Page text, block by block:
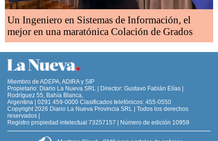
Un Ingeniero en Sistemas de Información, el
mejor en una maratónica Colación de Grados
Miembro de ADEPA, ADIRA y SIP
Propietario: Diario La Nueva SRL | Director: Gustavo Fabián Elías |
Rodríguez 55, Bahía Blanca,
Argentina | 0291 459-0000 Clasificados telefónicos: 455-0550
Copyright 2026 Diario La Nueva Provincia SRL | Todos los derechos
reservados |
Registro propiedad intelectual 73257157 | Número de edición 10959